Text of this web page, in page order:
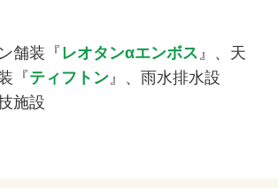
舗装『レオタンαエンボス』、天
『ティフトン』、雨水排水設
施設